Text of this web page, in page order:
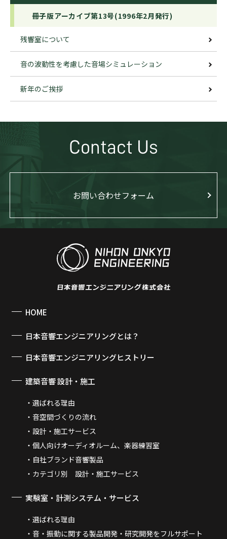
冊子版アーカイブ第13号(1996年2月発行)
残響室について
音の波動性を考慮した音場シミュレーション
新年のご挨拶
Contact Us
お問い合わせフォーム
HOME
日本音響エンジニアリングとは？
日本音響エンジニアリングヒストリー
建築音響 設計・施工
選ばれる理由
音空間づくりの流れ
設計・施工サービス
個人向けオーディオルーム、楽器練習室
自社ブランド音響製品
カテゴリ別 設計・施工サービス
実験室・計測システム・サービス
選ばれる理由
音・振動に関する製品開発・研究開発をフルサポート